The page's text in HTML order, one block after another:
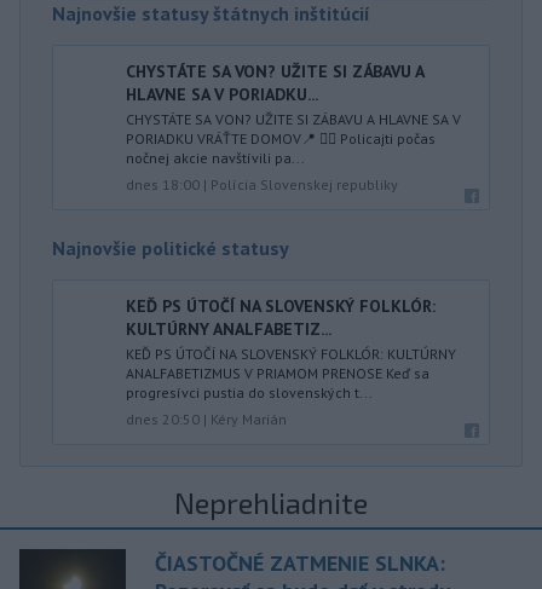
Najnovšie statusy štátnych inštitúcií
CHYSTÁTE SA VON? UŽITE SI ZÁBAVU A
HLAVNE SA V PORIADKU...
CHYSTÁTE SA VON? UŽITE SI ZÁBAVU A HLAVNE SA V
PORIADKU VRÁŤTE DOMOV📍 👮‍♂️ Policajti počas
nočnej akcie navštívili pa...
dnes 18:00 | Polícia Slovenskej republiky
Najnovšie politické statusy
KEĎ PS ÚTOČÍ NA SLOVENSKÝ FOLKLÓR:
KULTÚRNY ANALFABETIZ...
KEĎ PS ÚTOČÍ NA SLOVENSKÝ FOLKLÓR: KULTÚRNY
ANALFABETIZMUS V PRIAMOM PRENOSE Keď sa
progresívci pustia do slovenských t...
dnes 20:50 | Kéry Marián
Neprehliadnite
ČIASTOČNÉ ZATMENIE SLNKA: